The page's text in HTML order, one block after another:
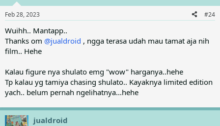
s
:
Feb 28, 2023 #24
Wuihh.. Mantapp..
Thanks om @jualdroid , ngga terasa udah mau tamat aja nih
film.. Hehe
Kalau figure nya shulato emg "wow" harganya..hehe
Tp kalau yg tamiya chasing shulato.. Kayaknya limited edition
yach.. belum pernah ngelihatnya...hehe
jualdroid